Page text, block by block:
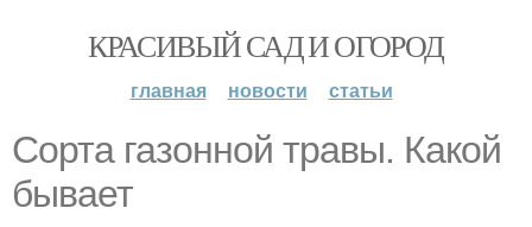
КРАСИВЫЙ САД И ОГОРОД
главная новости статьи
Сорта газонной травы. Какой
бывает